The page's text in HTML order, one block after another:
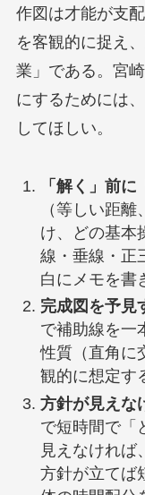
作図は才能が支
を客観的に捉え
業」である。宮
にするためには
してほしい。
「解く」前
（等しい距
け、どの基本
線・垂線・正
白にメモを書
完成図を予見
で補助線を一
性質（直角に
観的に想定す
方針が見えな
で短時間で「
見えなければ
方針が立てば